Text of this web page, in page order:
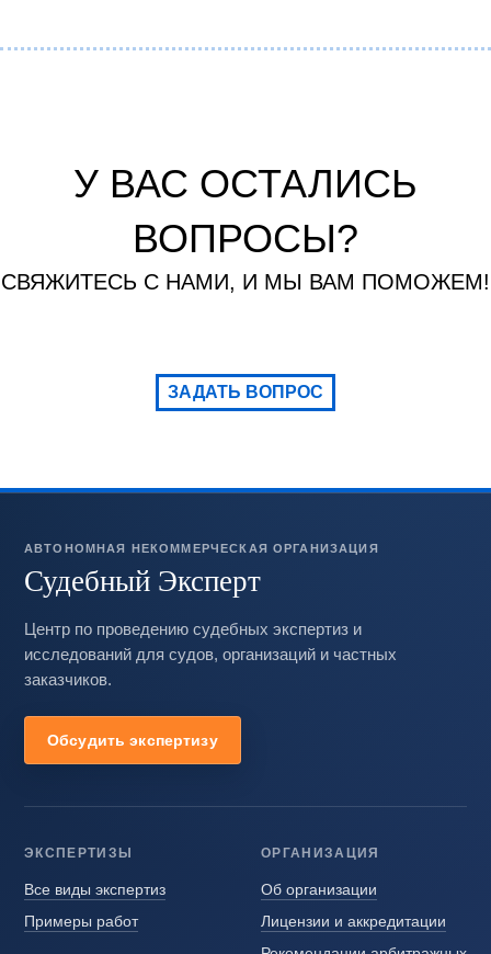
У ВАС ОСТАЛИСЬ
ВОПРОСЫ?
СВЯЖИТЕСЬ С НАМИ, И МЫ ВАМ ПОМОЖЕМ!
ЗАДАТЬ ВОПРОС
АВТОНОМНАЯ НЕКОММЕРЧЕСКАЯ ОРГАНИЗАЦИЯ
Судебный Эксперт
Центр по проведению судебных экспертиз и
исследований для судов, организаций и частных
заказчиков.
Обсудить экспертизу
ЭКСПЕРТИЗЫ
Все виды экспертиз
Примеры работ
ОРГАНИЗАЦИЯ
Об организации
Лицензии и аккредитации